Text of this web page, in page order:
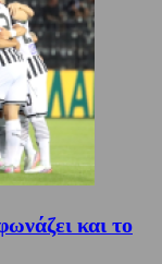
και το